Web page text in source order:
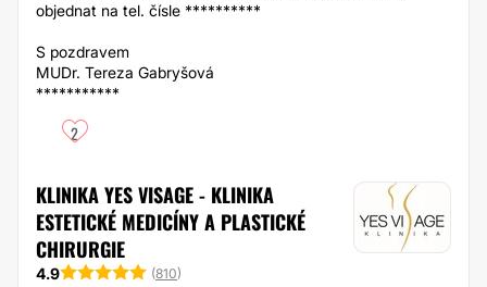
objednat na tel. čísle **********
S pozdravem
MUDr. Tereza Gabryšová
***********
2
KLINIKA YES VISAGE - KLINIKA
ESTETICKÉ MEDICÍNY A PLASTICKÉ
CHIRURGIE
4.9 (810)